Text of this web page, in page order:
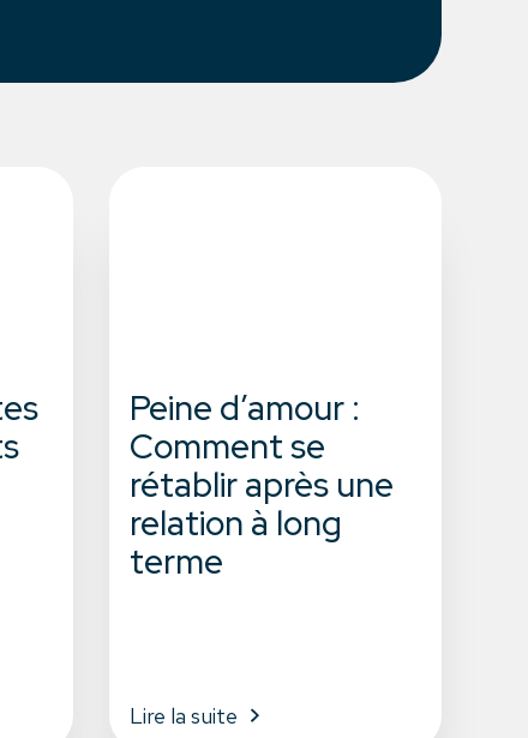
Peine d’amour :
Comment se
rétablir après une
relation à long
terme
Lire la suite